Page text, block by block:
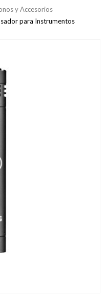
y Accesorios
para Instrumentos